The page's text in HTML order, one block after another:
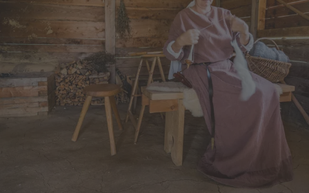
Už před staletími obchodníci a cestující putovali
podél Zlaté cesty. Na této důležité středověké
obchodní cestě byla obě tato města točnami
bavorsko-českého pohraničí.
Dnes na spojovací cestě CZ 1 půjdete částečně
po této historické trase. Historická centra těchto
měst a Dějinný park Bärnau-Tachov svědčí o
dlouhé a pohnuté historii tohoto regionu. A